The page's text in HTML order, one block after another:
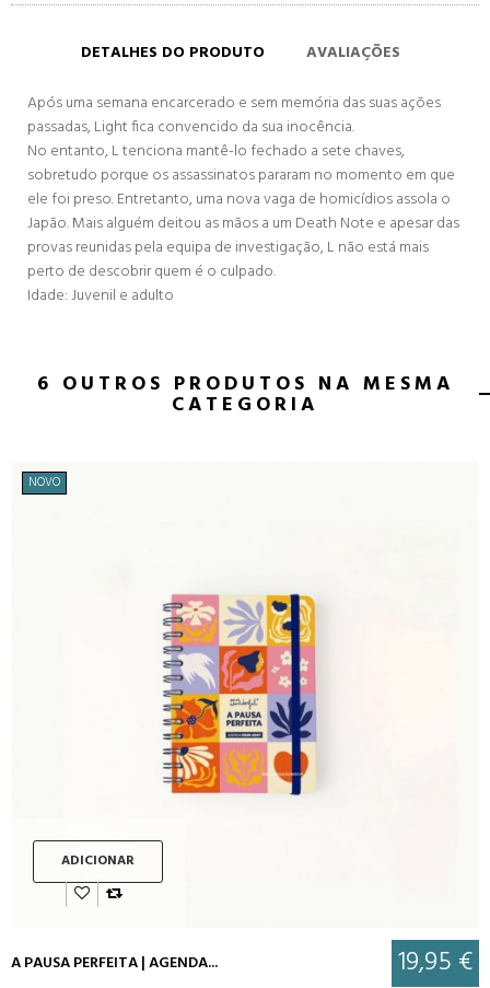
DETALHES DO PRODUTO
AVALIAÇÕES
Após uma semana encarcerado e sem memória das suas ações
passadas, Light fica convencido da sua inocência.
No entanto, L tenciona mantê-lo fechado a sete chaves,
sobretudo porque os assassinatos pararam no momento em que
ele foi preso. Entretanto, uma nova vaga de homicídios assola o
Japão. Mais alguém deitou as mãos a um Death Note e apesar das
provas reunidas pela equipa de investigação, L não está mais
perto de descobrir quem é o culpado.
Idade: Juvenil e adulto
6 OUTROS PRODUTOS NA MESMA
CATEGORIA
NOVO
ADICIONAR
A PAUSA PERFEITA | AGENDA... 19,95 €